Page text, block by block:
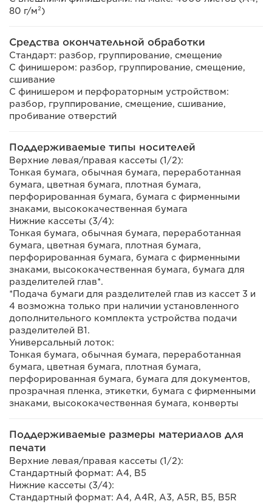
80 г/м²)
Средства окончательной обработки
Стандарт: разбор, группирование, смещение
С финишером: разбор, группирование, смещение,
сшивание
С финишером и перфораторным устройством:
разбор, группирование, смещение, сшивание,
пробивание отверстий
Поддерживаемые типы носителей
Верхние левая/правая кассеты (1/2):
Тонкая бумага, обычная бумага, переработанная
бумага, цветная бумага, плотная бумага,
перфорированная бумага, бумага с фирменными
знаками, высококачественная бумага
Нижние кассеты (3/4):
Тонкая бумага, обычная бумага, переработанная
бумага, цветная бумага, плотная бумага,
перфорированная бумага, бумага с фирменными
знаками, высококачественная бумага, бумага для
разделителей глав*.
*Подача бумаги для разделителей глав из кассет 3 и
4 возможна только при наличии установленного
дополнительного комплекта устройства подачи
разделителей B1.
Универсальный лоток:
Тонкая бумага, обычная бумага, переработанная
бумага, цветная бумага, плотная бумага,
перфорированная бумага, бумага для документов,
прозрачная пленка, этикетки, бумага с фирменными
знаками, высококачественная бумага, конверты
Поддерживаемые размеры материалов для
печати
Верхние левая/правая кассеты (1/2):
Стандартный формат: A4, B5
Нижние кассеты (3/4):
Стандартный формат: A4, A4R, A3, A5R, B5, B5R